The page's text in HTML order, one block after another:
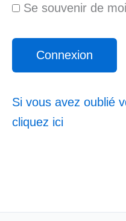
Se souvenir de moi
Si vous avez oublié
cliquez ici